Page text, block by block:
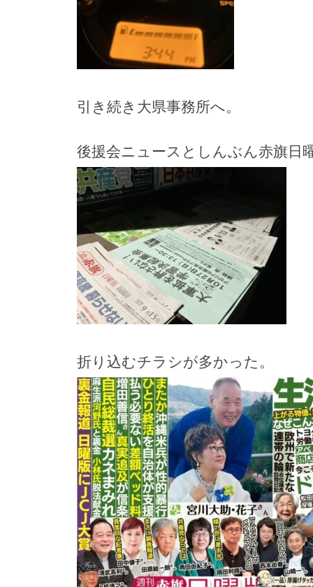
引き続き大県事務所へ。
後援会ニュースとしんぶん赤旗日
折り込むチラシが多かった。